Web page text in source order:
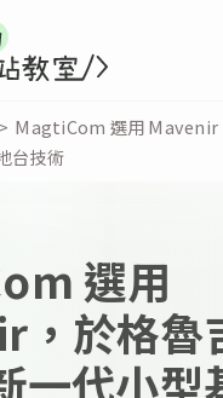
> MagtiCom 選用 Mavenir
台技術
選用
，於格魯
一代小型